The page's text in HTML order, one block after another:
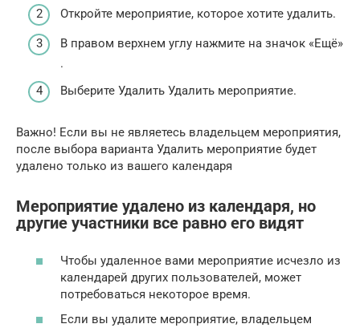
Откройте мероприятие, которое хотите удалить.
В правом верхнем углу нажмите на значок «Ещё»
.
Выберите Удалить Удалить мероприятие.
Важно! Если вы не являетесь владельцем мероприятия,
после выбора варианта Удалить мероприятие будет
удалено только из вашего календаря
Мероприятие удалено из календаря, но
другие участники все равно его видят
Чтобы удаленное вами мероприятие исчезло из
календарей других пользователей, может
потребоваться некоторое время.
Если вы удалите мероприятие, владельцем